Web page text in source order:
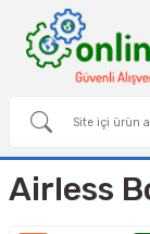
Airless